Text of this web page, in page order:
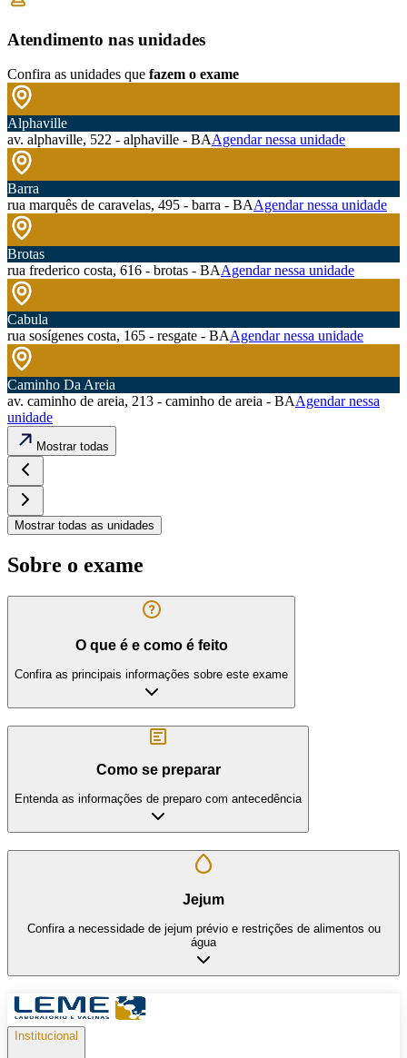
Atendimento nas unidades
Confira as unidades que fazem o exame
Alphaville
av. alphaville, 522 - alphaville - BAAgendar nessa unidade
Barra
rua marquês de caravelas, 495 - barra - BAAgendar nessa unidade
Brotas
rua frederico costa, 616 - brotas - BAAgendar nessa unidade
Cabula
rua sosígenes costa, 165 - resgate - BAAgendar nessa unidade
Caminho Da Areia
av. caminho de areia, 213 - caminho de areia - BAAgendar nessa
unidade
Mostrar todas
Mostrar todas as unidades
Sobre o exame
O que é e como é feito
Confira as principais informações sobre este exame
Como se preparar
Entenda as informações de preparo com antecedência
Jejum
Confira a necessidade de jejum prévio e restrições de alimentos ou
água
Institucional